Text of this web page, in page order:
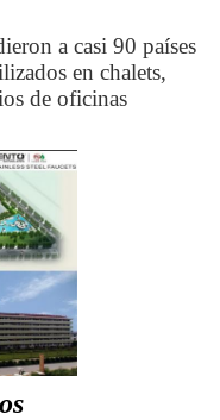
a casi 90 países
en chalets,
de oficinas